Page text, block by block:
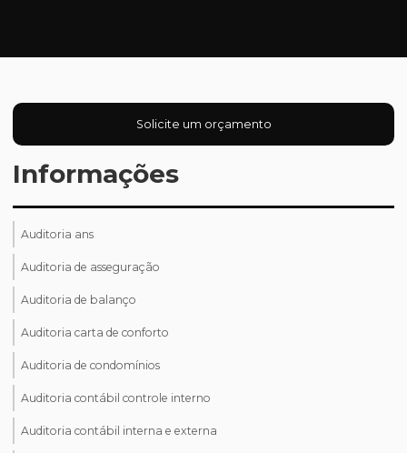
Solicite um orçamento
Informações
Auditoria ans
Auditoria de asseguração
Auditoria de balanço
Auditoria carta de conforto
Auditoria de condomínios
Auditoria contábil controle interno
Auditoria contábil interna e externa